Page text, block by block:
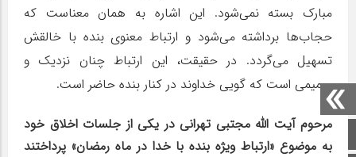
صفحه اصلی
مبارک بسته نمی‌شود. این اشاره به همان معناست که
حجاب‌ها برداشته می‌شود و ارتباط معنوی بنده با خالقش
تسهیل می‌گردد. در حقیقت، این ارتباط چنان نزدیک و
صمیمی است که گویی خداوند در کنار بنده حاضر است.
مرحوم آیت الله مجتبی تهرانی در یکی از جلسات اخلاق خود
به موضوع «ارتباط ویژه بنده با خدا در ماه رمضان» پرداختند